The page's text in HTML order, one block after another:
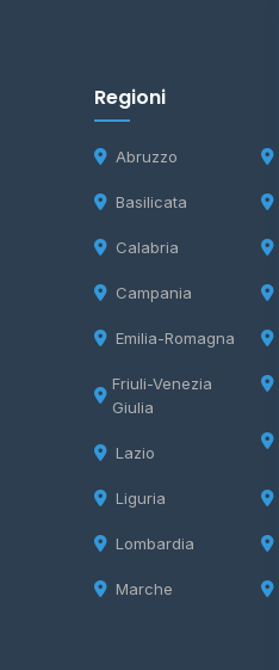
Regioni
Abruzzo
Basilicata
Calabria
Campania
Emilia-Romagna
Friuli-Venezia
Giulia
Lazio
Liguria
Lombardia
Marche